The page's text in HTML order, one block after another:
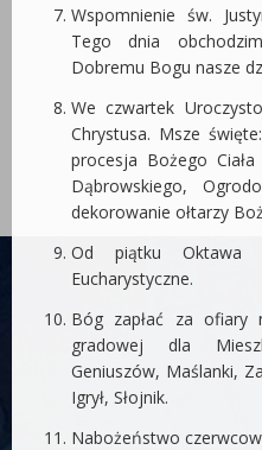
Wspomnienie św.
Tego dnia
Dobremu Bogu nasze
We czwartek
Chrystusa. Msze
procesja Bożego
Dąbrowskiego,
dekorowanie ołtarzy
Od piątku Oktawa
Eucharystyczne.
Bóg zapłać za ofiary
gradowej dla
Geniuszów, Maślanki,
Igrył, Słojnik.
Nabożeństwo